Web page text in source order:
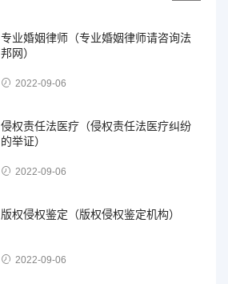
专业婚姻律师（专业婚姻律师请咨询法
邦网）
2022-09-06
侵权责任法医疗（侵权责任法医疗纠纷
的举证）
2022-09-06
版权侵权鉴定（版权侵权鉴定机构）
2022-09-06